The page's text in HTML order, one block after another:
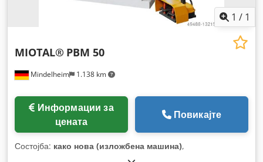
1 / 1
Mindelheim 1.138 km
MIOTAL® PBM 50
цената
Повикајте
Состојба: како нова (изложбена машина),